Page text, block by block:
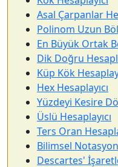
Asal Çarpanlar
Polinom Uzun
En Büyük Ortak
Dik Doğru
Küp Kök
Hex Hesaplayıcı
Yüzdeyi Kesire
Üslü Hesaplayıcı
Ters Oran
Bilimsel Notasyon
Descartes'